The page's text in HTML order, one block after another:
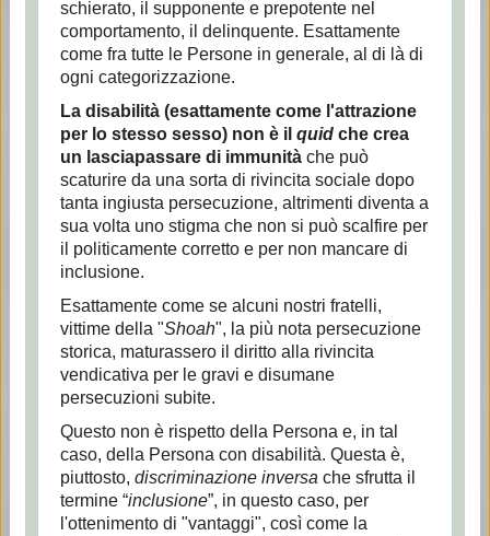
schierato, il supponente e prepotente nel
comportamento, il delinquente. Esattamente
come fra tutte le Persone in generale, al di là di
ogni categorizzazione.
La disabilità (esattamente come l'attrazione
per lo stesso sesso) non è il quidche crea
un lasciapassare di immunitàche può
scaturire da una sorta di rivincita sociale dopo
tanta ingiusta persecuzione, altrimenti diventa a
sua volta uno stigma che non si può scalfire per
il politicamente corretto e per non mancare di
inclusione.
Esattamente come se alcuni nostri fratelli,
vittime della "Shoah", la più nota persecuzione
storica, maturassero il diritto alla rivincita
vendicativa per le gravi e disumane
persecuzioni subite.
Questo non è rispetto della Persona e, in tal
caso, della Persona con disabilità. Questa è,
piuttosto, discriminazione inversa che sfrutta il
termine “inclusione”, in questo caso, per
l'ottenimento di "vantaggi", così come la